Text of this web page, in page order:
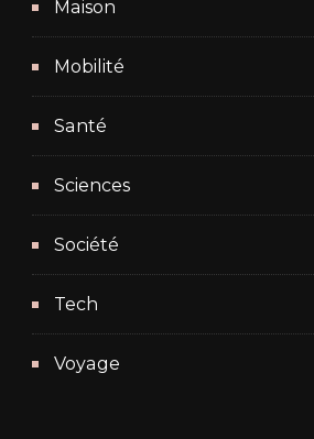
Maison
Mobilité
Santé
Sciences
Société
Tech
Voyage